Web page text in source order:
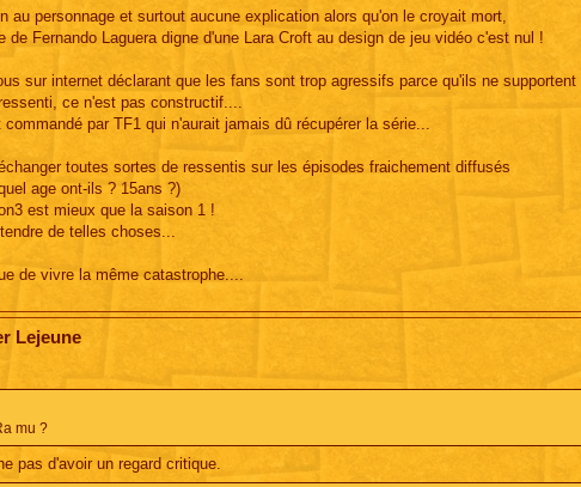
au personnage et surtout aucune explication alors qu'on le croyait mort,
Fernando Laguera digne d'une Lara Croft au design de jeu vidéo c'est nul !
sur internet déclarant que les fans sont trop agressifs parce qu'ils ne supportent
ce n'est pas constructif....
par TF1 qui n'aurait jamais dû récupérer la série...
toutes sortes de ressentis sur les épisodes fraichement diffusés
age ont-ils ? 15ans ?)
est mieux que la saison 1 !
de telles choses...
de vivre la même catastrophe....
Lejeune
mu ?
pas d'avoir un regard critique.